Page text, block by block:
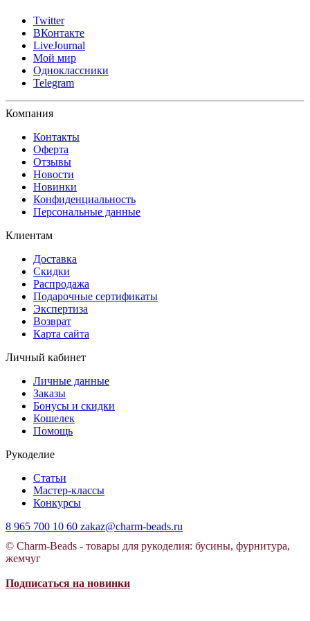
Twitter
ВКонтакте
LiveJournal
Мой мир
Одноклассники
Telegram
Компания
Контакты
Оферта
Отзывы
Новости
Новинки
Конфиденциальность
Персональные данные
Клиентам
Доставка
Скидки
Распродажа
Подарочные сертификаты
Экспертиза
Возврат
Карта сайта
Личный кабинет
Личные данные
Заказы
Бонусы и скидки
Кошелек
Помощь
Рукоделие
Статьи
Мастер-классы
Конкурсы
8 965 700 10 60 zakaz@charm-beads.ru
© Charm-Beads - товары для рукоделия: бусины, фурнитура,
жемчуг
Подписаться на новинки